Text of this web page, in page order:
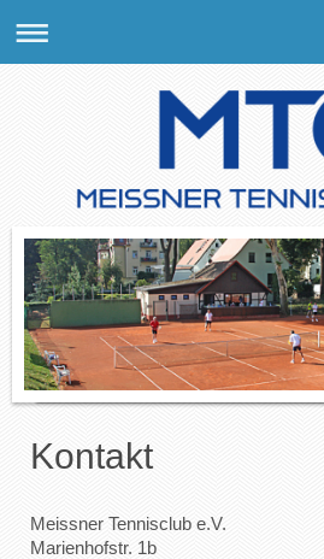
Kontakt
Meissner Tennisclub e.V.
Marienhofstr. 1b